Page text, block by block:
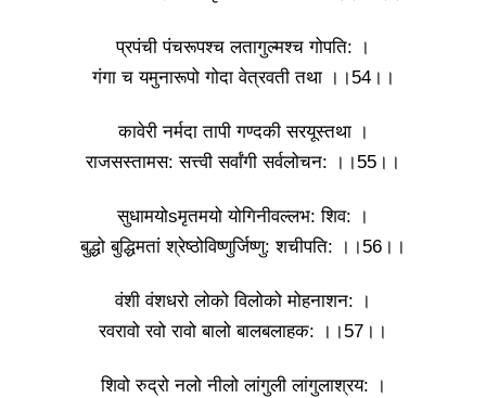
प्रपंची पंचरूपश्च लतागुल्मश्च गोपति: ।
गंगा च यमुनारूपो गोदा वेत्रवती तथा ।।54।।
कावेरी नर्मदा तापी गण्दकी सरयूस्तथा ।
राजसस्तामस: सत्त्वी सर्वांगी सर्वलोचन: ।।55।।
सुधामयोsमृतमयो योगिनीवल्लभ: शिव: ।
बुद्धो बुद्धिमतां श्रेष्ठोविष्णुर्जिष्णु: शचीपति: ।।56।।
वंशी वंशधरो लोको विलोको मोहनाशन: ।
रवरावो रवो रावो बालो बालबलाहक: ।।57।।
शिवो रुद्रो नलो नीलो लांगुली लांगुलाश्रय: ।